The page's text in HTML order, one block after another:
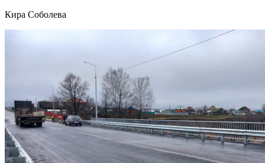
Кира Соболева